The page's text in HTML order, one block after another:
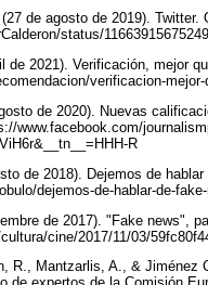
de agosto de 2019). Twitter.
status/
de 2021). Verificación, mejor
verificacion-
de 2020). Nuevas
www.facebook.com/
R
de 2018). Dejemos de
dejemos-de-hablar-de-
de 2017). "Fake news",
cine/2017/11/03/
R., Mantzarlis, A., & Jiménez